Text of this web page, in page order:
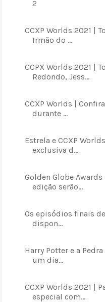
2
CCXP Worlds 2021 |
Irmão do ...
CCPX Worlds 2021 |
Redondo, Jess...
CCXP Worlds |
durante ...
Estrela e CCXP
exclusiva d...
Golden Globe
edição serão...
Os episódios finais
dispon...
Harry Potter e a
um dia...
CCXP Worlds 2021 |
especial com...